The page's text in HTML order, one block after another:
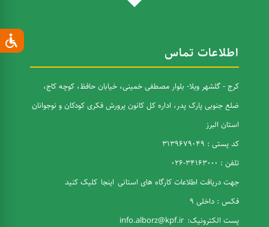
اطلاعات تماس
کرج - گلشهر ویلا- بلوار مصطفی خمینی، خیابان حافظ، کوچه کاج،
ضلع جنوبی پارک پدر، اداره کل کانون پرورش فکری کودکان و نوجوانان
استان البرز
کد پستی : 3139679049
تلفن : 34163000-026
جهت دریافت اطلاعات کارگاه های استانی اینجا کلیک کنید
فکس : داخلی 9
پست الکترونیک: info.alborz@kpf.ir